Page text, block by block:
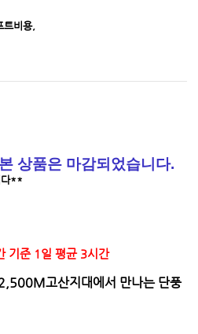
트비용,
상품은 마감되었습니다.
다**
기준 1일 평균 3시간
고산지대에서 만나는 단풍